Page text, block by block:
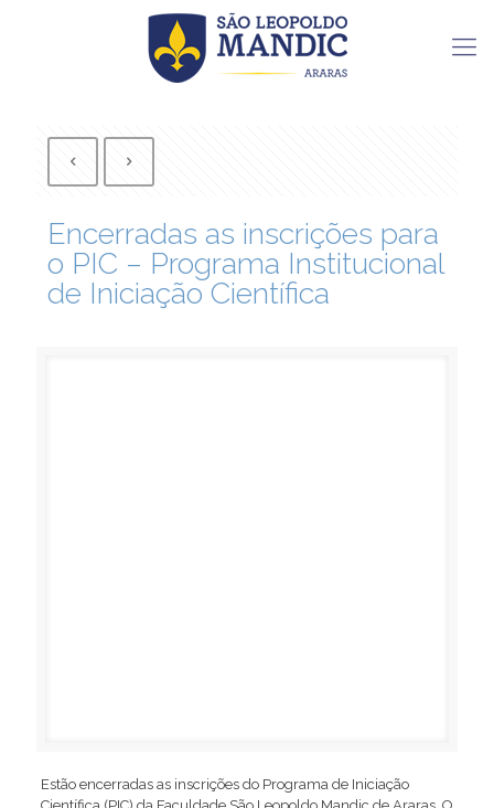
Encerradas as inscrições para
o PIC – Programa Institucional
de Iniciação Científica
Estão encerradas as inscrições do Programa de Iniciação